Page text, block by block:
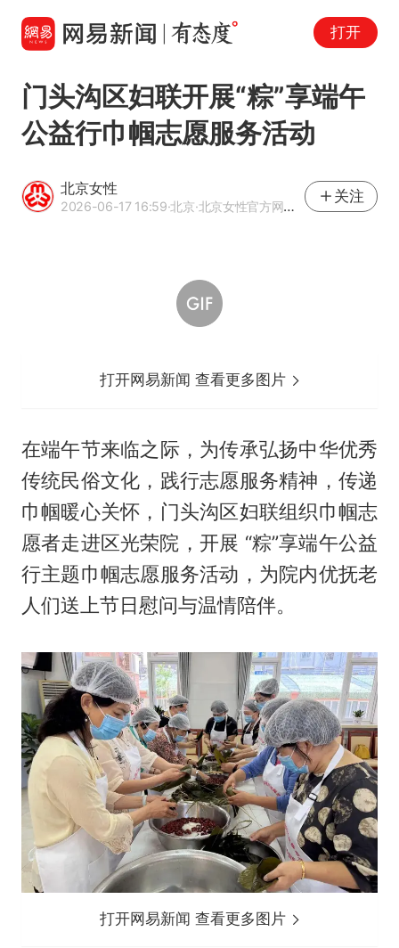
打开
门头沟区妇联开展“粽”享端午
公益行巾帼志愿服务活动
北京女性
2026-06-17 16:59·北京·北京女性官方网易号
关注
打开网易新闻 查看更多图片
在端午节来临之际，为传承弘扬中华优秀
传统民俗文化，践行志愿服务精神，传递
巾帼暖心关怀，门头沟区妇联组织巾帼志
愿者走进区光荣院，开展 “粽”享端午公益
行主题巾帼志愿服务活动，为院内优抚老
人们送上节日慰问与温情陪伴。
打开网易新闻 查看更多图片